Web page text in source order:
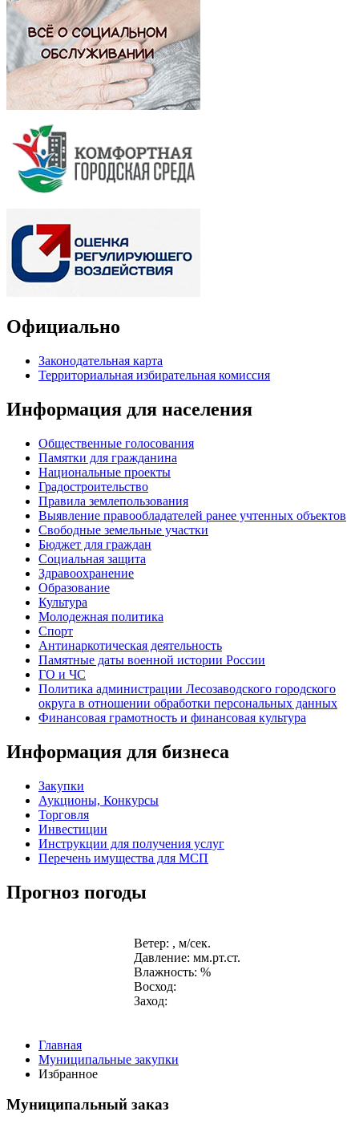
Официально
Законодательная карта
Территориальная избирательная комиссия
Информация для населения
Общественные голосования
Памятки для гражданина
Национальные проекты
Градостроительство
Правила землепользования
Выявление правообладателей ранее учтенных объектов
Свободные земельные участки
Бюджет для граждан
Социальная защита
Здравоохранение
Образование
Культура
Молодежная политика
Спорт
Антинаркотическая деятельность
Памятные даты военной истории России
ГО и ЧС
Политика администрации Лесозаводского городского
округа в отношении обработки персональных данных
Финансовая грамотность и финансовая культура
Информация для бизнеса
Закупки
Аукционы, Конкурсы
Торговля
Инвестиции
Инструкции для получения услуг
Перечень имущества для МСП
Прогноз погоды
Ветер: , м/сек.
Давление: мм.рт.ст.
Влажность: %
Восход:
Заход:
Главная
Муниципальные закупки
Избранное
Муниципальный заказ